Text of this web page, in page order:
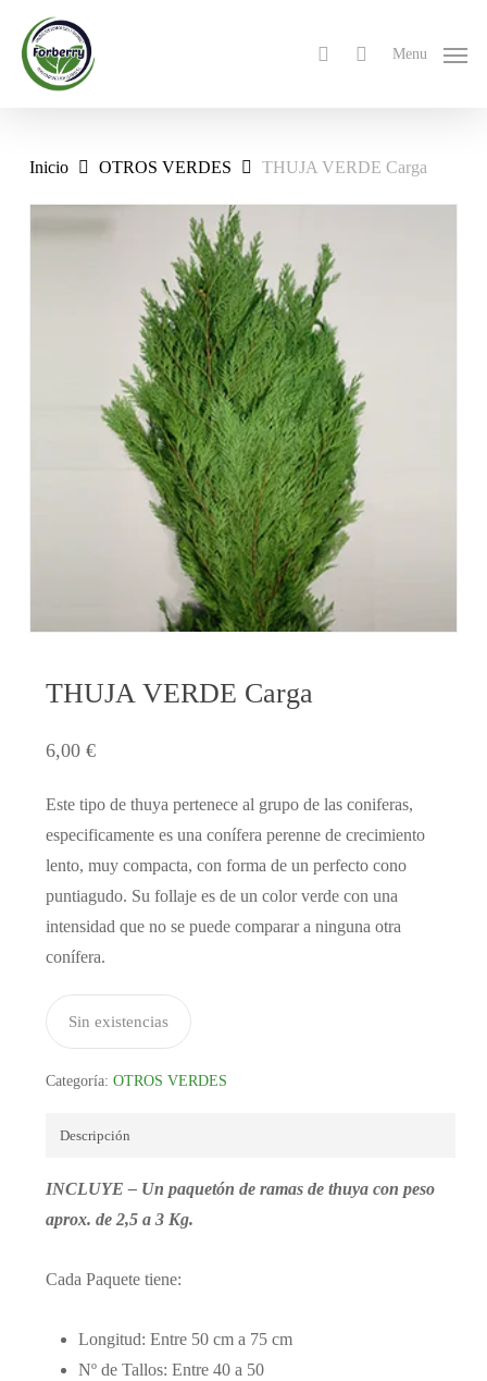
main
search Menu
Inicio OTROS VERDES THUJA VERDE Carga
THUJA VERDE Carga
6,00 €
Este tipo de thuya pertenece al grupo de las coniferas,
especificamente es una conífera perenne de crecimiento
lento, muy compacta, con forma de un perfecto cono
puntiagudo. Su follaje es de un color verde con una
intensidad que no se puede comparar a ninguna otra
conífera.
Sin existencias
Categoría: OTROS VERDES
Descripción
INCLUYE – Un paquetón de ramas de thuya con peso
aprox. de 2,5 a 3 Kg.
Cada Paquete tiene:
Longitud: Entre 50 cm a 75 cm
Nº de Tallos: Entre 40 a 50